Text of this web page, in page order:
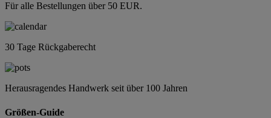
Für alle Bestellungen über 50 EUR.
30 Tage Rückgaberecht
Herausragendes Handwerk seit über 100 Jahren
Größen-Guide